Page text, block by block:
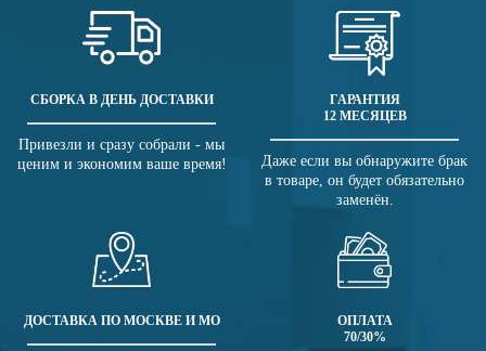
СБОРКА В ДЕНЬ ДОСТАВКИ
Привезли и сразу собрали - мы
ценим и экономим ваше время!
ГАРАНТИЯ
12 МЕСЯЦЕВ
Даже если вы обнаружите брак
в товаре, он будет обязательно
заменён.
ДОСТАВКА ПО МОСКВЕ И МО
ОПЛАТА
70/30%